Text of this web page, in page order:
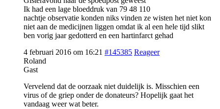
Ik had een lage bloeddruk van 79 48 110
nachtje observatie konden niks vinden ze wisten het niet kon
niet aan de medicijnen liggen omdat ik al een hele tijd slikt
ben vorig jaar gedotterd en een hartinfarct gehad
4 februari 2016 om 16:21 #145385 Reageer
Roland
Gast
Vervelend dat de oorzaak niet duidelijk is. Misschien een
virus of de griep onder de donateurs? Hopelijk gaat het
vandaag weer wat beter.